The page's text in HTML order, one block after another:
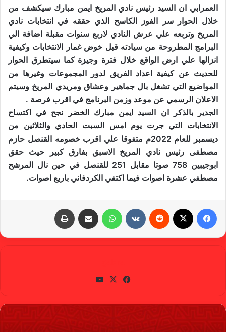
العمرابي ان السيد رئيس نادي المريخ ايمن مبارك سيكشف من
خلال الحوار سر الفوز الكاسح الذي حققه في انتخابات نادي
المريخ وتربعه علي عرش النادي لاربع سنوات مقبلة اضافة الي
البرامج المطروحة من سيادته قبل خوض غمار الانتخابات وكيفية
انزالها علي ارض الواقع خلال فترة وجيزة كما سيتطرق الحوار
للحديث عن كيفية اعداد الفريق لدور المجموعات وغيرها من
المواضيع التي تشغل بال جماهير وعشاق ومريدي المريخ وسيتم
الاعلان الرسمي عن موعد وزمن البرنامج في اقرب فرصة .
الجدير بالذكر ان السيد ايمن مبارك الخضر نجح في اكتساح
الانتخابات التي جرت يوم امس السبت الحادي والثلاثين من
ديسمبر للعام 2022م متفوقا علي اقرب خصومه القنصل حازم
مصطفى رئيس نادي المريخ الاسبق بفارق كبير حيث حقق
ابوجيبين 758 صوتا مقابل 251 للقنصل في حين نال المرشح
مصطفي عشرة اصوات فيما اكتفي الكردفاني باربع اصوات.
واتساب
في
وك
X